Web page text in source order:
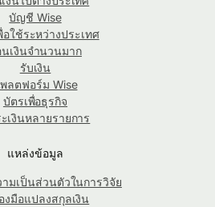
บัญชี Wise
อใช้ระหว่างประเทศ
เงินจำนวนมาก
รับเงิน
ลตฟอร์ม Wise
บัตรเพื่อธุรกิจ
เงินหลายรายการ
แหล่งข้อมูล
มเป็นส่วนตัวในการวิจัย
งมือแปลงสกุลเงิน